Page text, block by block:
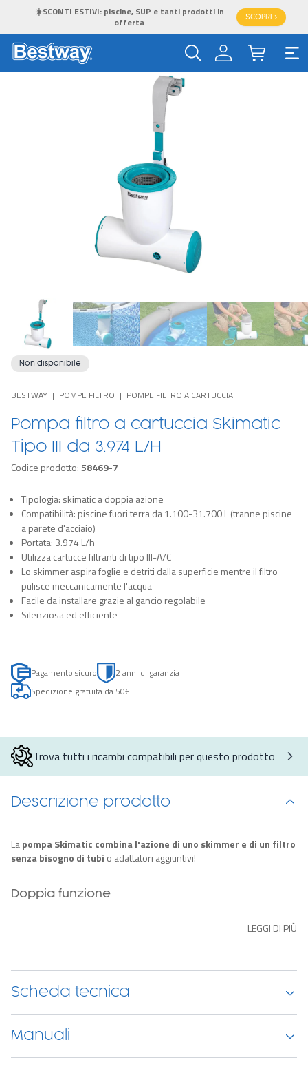
☀️SCONTI ESTIVI: piscine, SUP e tanti prodotti in
offerta
SCOPRI >
Non disponibile
BESTWAY POMPE FILTRO POMPE FILTRO A CARTUCCIA
Pompa filtro a cartuccia Skimatic
Tipo III da 3.974 L/H
Codice prodotto:58469-7
Tipologia: skimatic a doppia azione
Compatibilità: piscine fuori terra da 1.100-31.700 L (tranne piscine
a parete d'acciaio)
Portata: 3.974 L/h
Utilizza cartucce filtranti di tipo III-A/C
Lo skimmer aspira foglie e detriti dalla superficie mentre il filtro
pulisce meccanicamente l'acqua
Facile da installare grazie al gancio regolabile
Silenziosa ed efficiente
Pagamento sicuro
2 anni di garanzia
Spedizione gratuita da 50€
Trova tutti i ricambi compatibili per questo prodotto
Descrizione prodotto
Lapompa Skimatic combina l'azione di uno skimmer e di un filtro
senza bisogno di tubi o adattatori aggiuntivi!
Doppia funzione
il filtro a cartuccia
e igienizzata. Adatto per piscine
Semplice e intelligente
La manutenzione è semplicissima: la pompa Skimatic
pulita quotidianamente con un tubo dell'acqua
averlo scollegato prima di eseguire qualsiasi intervento, e si consiglia
LEGGI DI PIÙ
Scheda tecnica
Manuali